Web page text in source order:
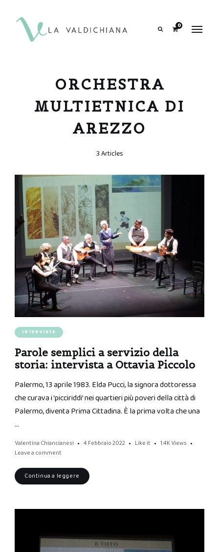
0
ORCHESTRA
MULTIETNICA DI
AREZZO
3 Articles
INTERVISTE
Parole semplici a servizio della
storia: intervista a Ottavia Piccolo
Palermo, 13 aprile 1983. Elda Pucci, la signora dottoressa
che curava i ‘picciriddi’ nei quartieri più poveri della città di
Palermo, diventa Prima Cittadina. È la prima volta che una
…
Valentina Chiancianesi 4 Febbraio 2022 Like it 1.4K Views
Leave a comment
Continua a leggere